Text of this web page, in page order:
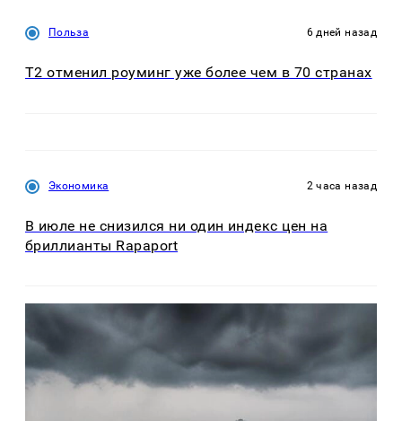
Польза 6 дней назад
Т2 отменил роуминг уже более чем в 70 странах
Экономика 2 часа назад
В июле не снизился ни один индекс цен на
бриллианты Rapaport